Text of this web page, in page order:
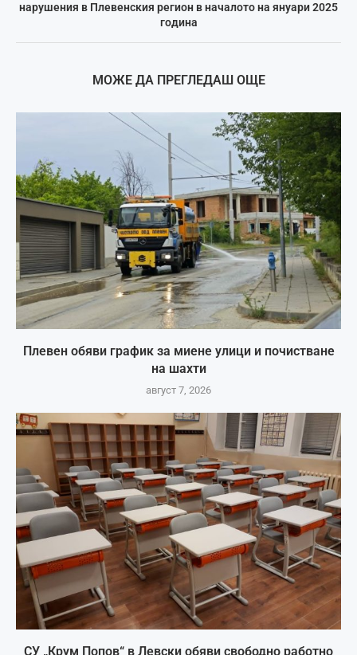
нарушения в Плевенския регион в началото на януари 2025
година
МОЖЕ ДА ПРЕГЛЕДАШ ОЩЕ
Плевен обяви график за миене улици и почистване
на шахти
август 7, 2026
СУ „Крум Попов“ в Левски обяви свободно работно